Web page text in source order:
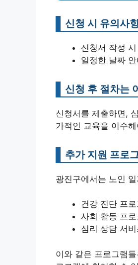
신청 시 유의사
신청서 작성
일정한 날짜
신청 후 절차는
신청서를 제출하면,
가적인 교육을 이수
추가 지원 프로
광진구에서는 노인
건강 진단 프로
사회 활동 프로
심리 상담 서비
이와 같은 프로그램